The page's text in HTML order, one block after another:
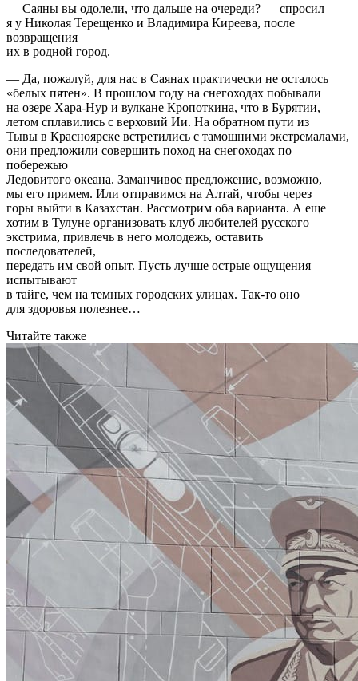
— Саяны вы одолели, что дальше на очереди? — спросил
я у Николая Терещенко и Владимира Киреева, после
возвращения
их в родной город.
— Да, пожалуй, для нас в Саянах практически не осталось
«белых пятен». В прошлом году на снегоходах побывали
на озере Хара-Нур и вулкане Кропоткина, что в Бурятии,
летом сплавились с верховий Ии. На обратном пути из
Тывы в Красноярске встретились с тамошними экстремалами,
они предложили совершить поход на снегоходах по
побережью
Ледовитого океана. Заманчивое предложение, возможно,
мы его примем. Или отправимся на Алтай, чтобы через
горы выйти в Казахстан. Рассмотрим оба варианта. А еще
хотим в Тулуне организовать клуб любителей русского
экстрима, привлечь в него молодежь, оставить
последователей,
передать им свой опыт. Пусть лучше острые ощущения
испытывают
в тайге, чем на темных городских улицах. Так-то оно
для здоровья полезнее…
Читайте также